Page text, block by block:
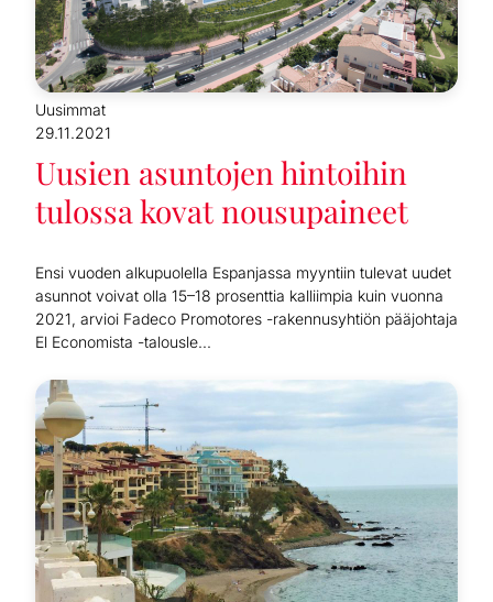
Uusimmat
29.11.2021
Uusien asuntojen hintoihin
tulossa kovat nousupaineet
Ensi vuoden alkupuolella Espanjassa myyntiin tulevat uudet
asunnot voivat olla 15–18 prosenttia kalliimpia kuin vuonna
2021, arvioi Fadeco Promotores -rakennusyhtiön pääjohtaja
El Economista -talousle...